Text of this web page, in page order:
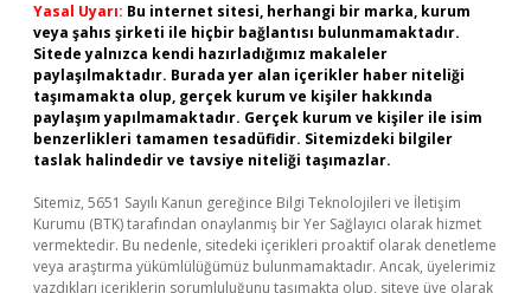
Yasal Uyarı: Bu internet sitesi, herhangi bir marka, kurum
veya şahıs şirketi ile hiçbir bağlantısı bulunmamaktadır.
Sitede yalnızca kendi hazırladığımız makaleler
paylaşılmaktadır. Burada yer alan içerikler haber niteliği
taşımamakta olup, gerçek kurum ve kişiler hakkında
paylaşım yapılmamaktadır. Gerçek kurum ve kişiler ile isim
benzerlikleri tamamen tesadüfidir. Sitemizdeki bilgiler
taslak halindedir ve tavsiye niteliği taşımazlar.
Sitemiz, 5651 Sayılı Kanun gereğince Bilgi Teknolojileri ve İletişim
Kurumu (BTK) tarafından onaylanmış bir Yer Sağlayıcı olarak hizmet
vermektedir. Bu nedenle, sitedeki içerikleri proaktif olarak denetleme
veya araştırma yükümlülüğümüz bulunmamaktadır. Ancak, üyelerimiz
yazdıkları içeriklerin sorumluluğunu taşımakta olup, siteye üye olarak